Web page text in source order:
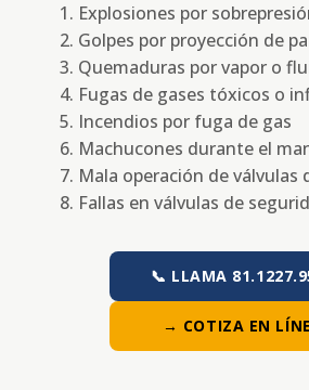
Explosiones por
Golpes por proyección de
Quemaduras por vapor o
Fugas de gases tóxicos o
Incendios por fuga de gas
Machucones durante el
Mala operación de válvulas
Fallas en válvulas de
📞 LLAMA
→ COTIZA EN